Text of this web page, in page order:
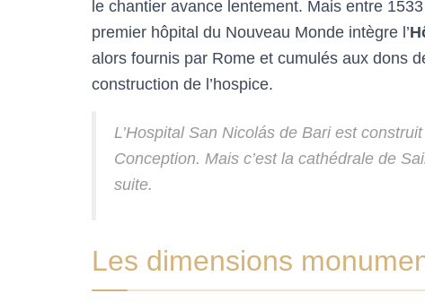
le chantier avance lentement. Mais entre
premier hôpital du Nouveau Monde intègre l’
alors fournis par Rome et cumulés aux dons
construction de l’hospice.
L’Hospital San Nicolás de Bari est
Conception. Mais c’est la cathédrale de
suite.
Les dimensions